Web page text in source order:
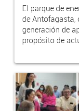
El parque de
de
generación de
propósito de